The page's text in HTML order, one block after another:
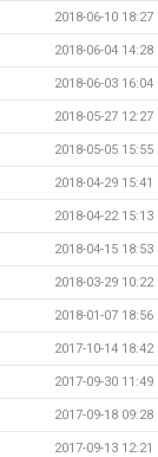
2018-06-10 18:27
2018-06-04 14:28
2018-06-03 16:04
2018-05-27 12:27
2018-05-05 15:55
2018-04-29 15:41
2018-04-22 15:13
2018-04-15 18:53
2018-03-29 10:22
2018-01-07 18:56
2017-10-14 18:42
2017-09-30 11:49
2017-09-18 09:28
2017-09-13 12:21